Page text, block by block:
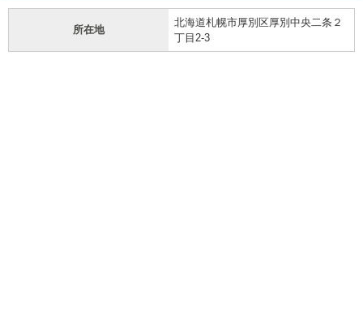
所在地
北海道札幌市厚別区厚別中央二条２
丁目2-3